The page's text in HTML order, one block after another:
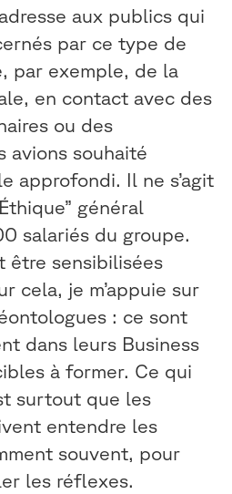
aux publics qui
par ce type de
par exemple, de la
en contact avec des
ou des
avions souhaité
approfondi. Il ne s’agit
général
salariés du groupe.
être sensibilisées
cela, je m’appuie sur
: ce sont
dans leurs Business
à former. Ce qui
surtout que les
entendre les
souvent, pour
les réflexes.